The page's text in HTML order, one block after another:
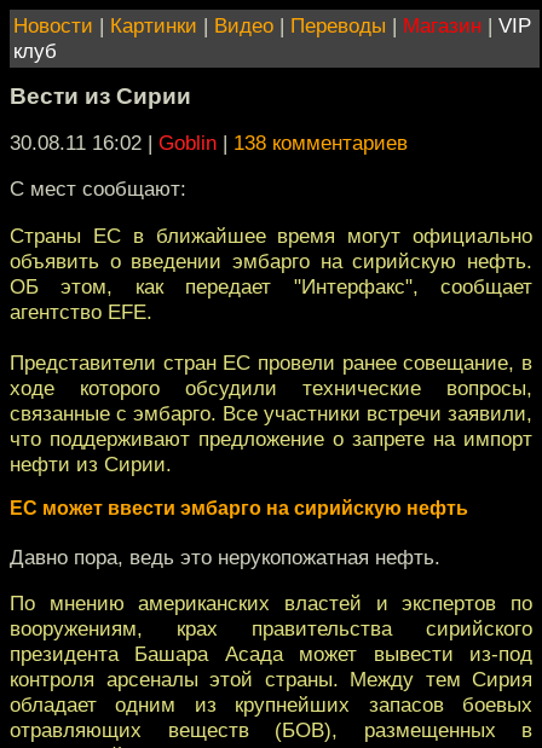
Новости | Картинки | Видео | Переводы | Магазин | VIP
клуб
Вести из Сирии
30.08.11 16:02 | Goblin | 138 комментариев
С мест сообщают:
Страны ЕС в ближайшее время могут официально
объявить о введении эмбарго на сирийскую нефть.
ОБ этом, как передает "Интерфакс", сообщает
агентство EFE.
Представители стран ЕС провели ранее совещание, в
ходе которого обсудили технические вопросы,
связанные с эмбарго. Все участники встречи заявили,
что поддерживают предложение о запрете на импорт
нефти из Сирии.
ЕС может ввести эмбарго на сирийскую нефть
Давно пора, ведь это нерукопожатная нефть.
По мнению американских властей и экспертов по
вооружениям, крах правительства сирийского
президента Башара Асада может вывести из-под
контроля арсеналы этой страны. Между тем Сирия
обладает одним из крупнейших запасов боевых
отравляющих веществ (БОВ), размещенных в